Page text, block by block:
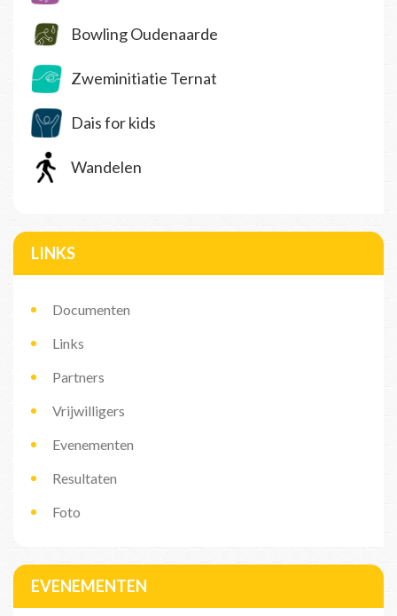
Bowling Oudenaarde
Zweminitiatie Ternat
Dais for kids
Wandelen
LINKS
Documenten
Links
Partners
Vrijwilligers
Evenementen
Resultaten
Foto
EVENEMENTEN